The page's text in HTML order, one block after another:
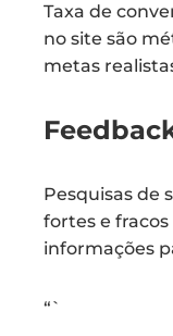
Taxa de
no site são
metas
Pesquisas de
fortes e fracos
informações
“`